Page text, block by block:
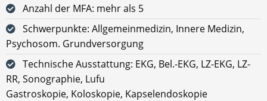
Anzahl der MFA: mehr als 5
Schwerpunkte: Allgemeinmedizin, Innere Medizin,
Psychosom. Grundversorgung
Technische Ausstattung: EKG, Bel.-EKG, LZ-EKG, LZ-
RR, Sonographie, Lufu
Gastroskopie, Koloskopie, Kapselendoskopie